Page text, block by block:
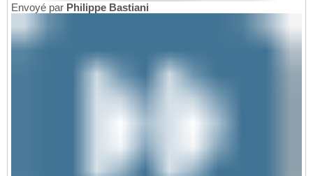
Envoyé par Philippe Bastiani